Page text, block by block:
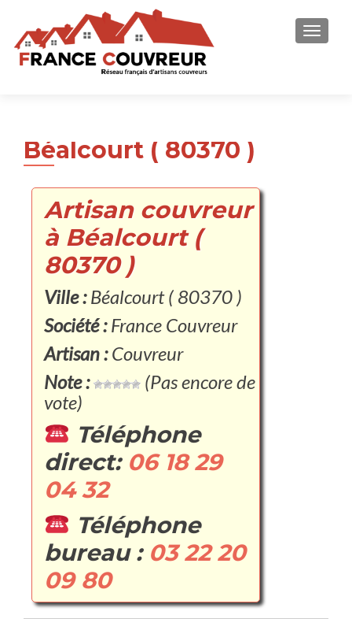
Béalcourt ( 80370 )
Artisan couvreur
à Béalcourt (
80370 )
Ville :Béalcourt ( 80370 )
Société :France Couvreur
Artisan :Couvreur
Note :
(Pas encore de
vote)
Téléphone
direct: 06 18 29
04 32
Téléphone
bureau : 03 22 20
09 80